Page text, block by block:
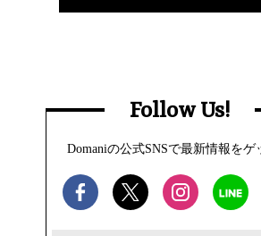
Follow Us!
Domaniの公式SNSで最新情報をゲ